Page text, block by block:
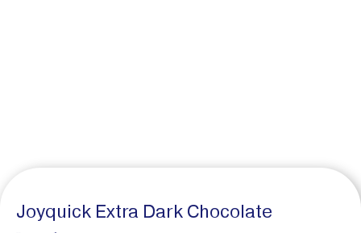
Joyquick Extra Dark Chocolate